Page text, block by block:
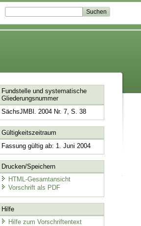
Fundstelle und systematische
Gliederungsnummer
SächsJMBl. 2004 Nr. 7, S. 38
Gültigkeitszeitraum
Fassung gültig ab: 1. Juni 2004
Drucken/Speichern
HTML-Gesamtansicht
Vorschrift als PDF
Hilfe
Hilfe zum Vorschriftentext